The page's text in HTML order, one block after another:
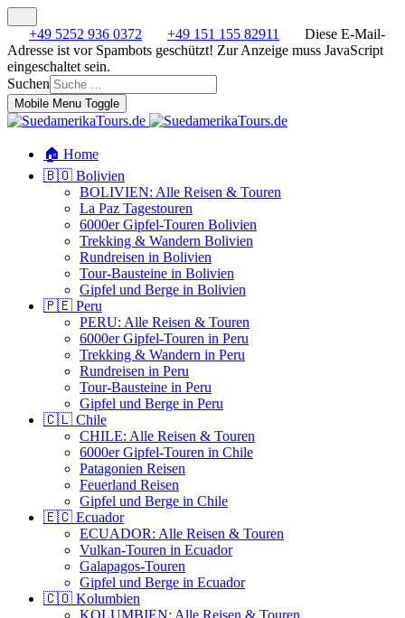
+49 5252 936 0372 +49 151 155 82911
Diese E-Mail-
Adresse ist vor Spambots geschützt! Zur Anzeige muss JavaScript
eingeschaltet sein.
Suchen
Mobile Menu Toggle
🏠 Home
🇧🇴 Bolivien
BOLIVIEN: Alle Reisen & Touren
La Paz Tagestouren
6000er Gipfel-Touren Bolivien
Trekking & Wandern Bolivien
Rundreisen in Bolivien
Tour-Bausteine in Bolivien
Gipfel und Berge in Bolivien
🇵🇪 Peru
PERU: Alle Reisen & Touren
6000er Gipfel-Touren in Peru
Trekking & Wandern in Peru
Rundreisen in Peru
Tour-Bausteine in Peru
Gipfel und Berge in Peru
🇨🇱 Chile
CHILE: Alle Reisen & Touren
6000er Gipfel-Touren in Chile
Patagonien Reisen
Feuerland Reisen
Gipfel und Berge in Chile
🇪🇨 Ecuador
ECUADOR: Alle Reisen & Touren
Vulkan-Touren in Ecuador
Galapagos-Touren
Gipfel und Berge in Ecuador
🇨🇴 Kolumbien
KOLUMBIEN: Alle Reisen & Touren